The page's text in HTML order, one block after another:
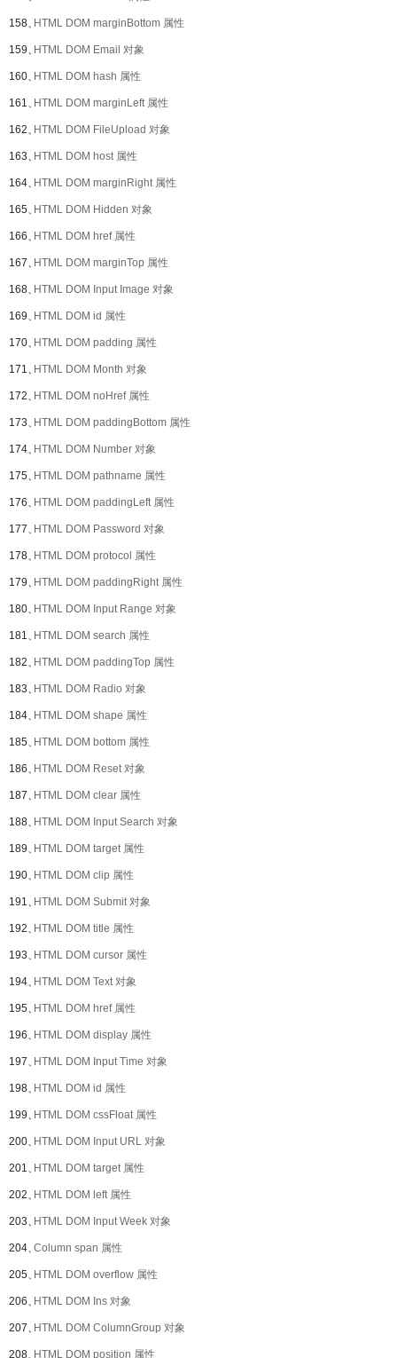
158、HTML DOM marginBottom 属性
159、HTML DOM Email 对象
160、HTML DOM hash 属性
161、HTML DOM marginLeft 属性
162、HTML DOM FileUpload 对象
163、HTML DOM host 属性
164、HTML DOM marginRight 属性
165、HTML DOM Hidden 对象
166、HTML DOM href 属性
167、HTML DOM marginTop 属性
168、HTML DOM Input Image 对象
169、HTML DOM id 属性
170、HTML DOM padding 属性
171、HTML DOM Month 对象
172、HTML DOM noHref 属性
173、HTML DOM paddingBottom 属性
174、HTML DOM Number 对象
175、HTML DOM pathname 属性
176、HTML DOM paddingLeft 属性
177、HTML DOM Password 对象
178、HTML DOM protocol 属性
179、HTML DOM paddingRight 属性
180、HTML DOM Input Range 对象
181、HTML DOM search 属性
182、HTML DOM paddingTop 属性
183、HTML DOM Radio 对象
184、HTML DOM shape 属性
185、HTML DOM bottom 属性
186、HTML DOM Reset 对象
187、HTML DOM clear 属性
188、HTML DOM Input Search 对象
189、HTML DOM target 属性
190、HTML DOM clip 属性
191、HTML DOM Submit 对象
192、HTML DOM title 属性
193、HTML DOM cursor 属性
194、HTML DOM Text 对象
195、HTML DOM href 属性
196、HTML DOM display 属性
197、HTML DOM Input Time 对象
198、HTML DOM id 属性
199、HTML DOM cssFloat 属性
200、HTML DOM Input URL 对象
201、HTML DOM target 属性
202、HTML DOM left 属性
203、HTML DOM Input Week 对象
204、Column span 属性
205、HTML DOM overflow 属性
206、HTML DOM Ins 对象
207、HTML DOM ColumnGroup 对象
208、HTML DOM position 属性